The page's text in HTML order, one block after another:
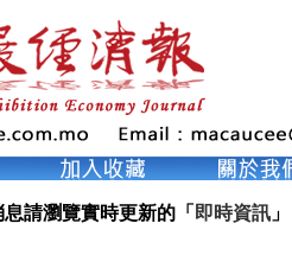
請瀏覽實時更新的「 即時資訊 」